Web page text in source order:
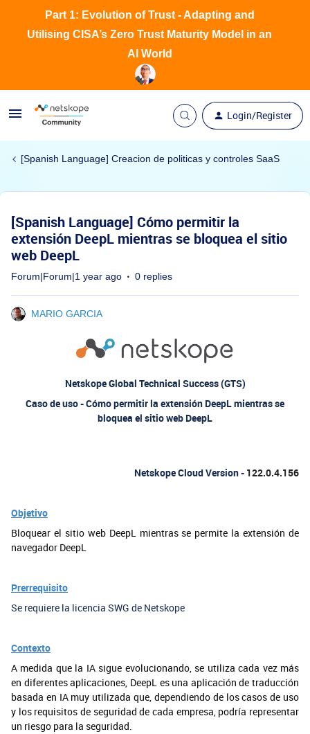
Login/Register
Part 1: Evolution of Trust - Adapting and
Utilising CISA’s Zero Trust Maturity Model in an
AI World
[Spanish Language] Creacion de politicas y controles SaaS
[Spanish Language] Cómo permitir la
extensión DeepL mientras se bloquea el sitio
web DeepL
Forum|Forum|1 year ago 0 replies
MARIO GARCIA
Netskope Global Technical Success (GTS)
Caso de uso - Cómo permitir la extensión DeepL mientras se
bloquea el sitio web DeepL
Netskope Cloud Version - 122.0.4.156
Objetivo
Bloquear el sitio web DeepL mientras se permite la extensión de
navegador DeepL
Prerrequisito
Se requiere la licencia SWG de Netskope
Contexto
A medida que la IA sigue evolucionando, se utiliza cada vez más
en diferentes aplicaciones, DeepL es una aplicación de traducción
basada en IA muy utilizada que, dependiendo de los casos de uso
y los requisitos de seguridad de cada empresa, podría representar
un riesgo para la seguridad.